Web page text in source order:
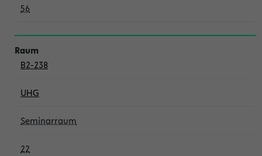
56
B2-238
UHG
Seminarraum
22